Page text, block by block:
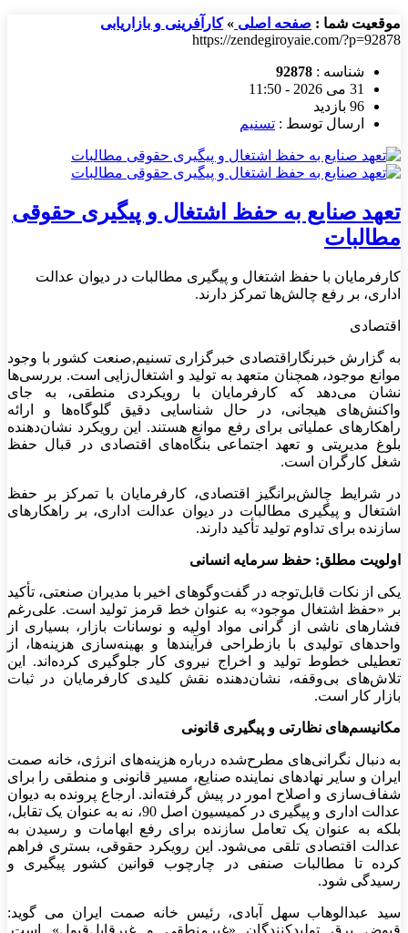
موقعیت شما : صفحه اصلی »کارآفرینی و بازاریابی
https://zendegiroyaie.com/?p=92878
شناسه : 92878
31 می 2026 - 11:50
96 بازدید
ارسال توسط : تسنیم
تعهد صنایع به حفظ اشتغال و پیگیری حقوقی
مطالبات
کارفرمایان با حفظ اشتغال و پیگیری مطالبات در دیوان عدالت
اداری، بر رفع چالش‌ها تمرکز دارند.
اقتصادی
به گزارش خبرنگاراقتصادی خبرگزاری تسنیم,صنعت کشور با وجود
موانع موجود، همچنان متعهد به تولید و اشتغال‌زایی است. بررسی‌ها
نشان می‌دهد که کارفرمایان با رویکردی منطقی، به جای
واکنش‌های هیجانی، در حال شناسایی دقیق گلوگاه‌ها و ارائه
راهکارهای عملیاتی برای رفع موانع هستند. این رویکرد نشان‌دهنده
بلوغ مدیریتی و تعهد اجتماعی بنگاه‌های اقتصادی در قبال حفظ
شغل کارگران است.
در شرایط چالش‌برانگیز اقتصادی، کارفرمایان با تمرکز بر حفظ
اشتغال و پیگیری مطالبات در دیوان عدالت اداری، بر راهکارهای
سازنده برای تداوم تولید تأکید دارند.
اولویت مطلق: حفظ سرمایه انسانی
یکی از نکات قابل‌توجه در گفت‌وگوهای اخیر با مدیران صنعتی، تأکید
بر «حفظ اشتغال موجود» به عنوان خط قرمز تولید است. علی‌رغم
فشارهای ناشی از گرانی مواد اولیه و نوسانات بازار، بسیاری از
واحدهای تولیدی با بازطراحی فرآیندها و بهینه‌سازی هزینه‌ها، از
تعطیلی خطوط تولید و اخراج نیروی کار جلوگیری کرده‌اند. این
تلاش‌های بی‌وقفه، نشان‌دهنده نقش کلیدی کارفرمایان در ثبات
بازار کار است.
مکانیسم‌های نظارتی و پیگیری قانونی
به دنبال نگرانی‌های مطرح‌شده درباره هزینه‌های انرژی، خانه صمت
ایران و سایر نهادهای نماینده صنایع، مسیر قانونی و منطقی را برای
شفاف‌سازی و اصلاح امور در پیش گرفته‌اند. ارجاع پرونده به دیوان
عدالت اداری و پیگیری در کمیسیون اصل 90، نه به عنوان یک تقابل،
بلکه به عنوان یک تعامل سازنده برای رفع ابهامات و رسیدن به
عدالت اقتصادی تلقی می‌شود. این رویکرد حقوقی، بستری فراهم
کرده تا مطالبات صنفی در چارچوب قوانین کشور پیگیری و
رسیدگی شود.
سید عبدالوهاب سهل آبادی، رئیس خانه صمت ایران می گوید: